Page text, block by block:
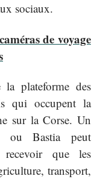
sociaux.
de voyage
plateforme des
qui occupent la
sur la Corse. Un
ou Bastia peut
que les
transport,